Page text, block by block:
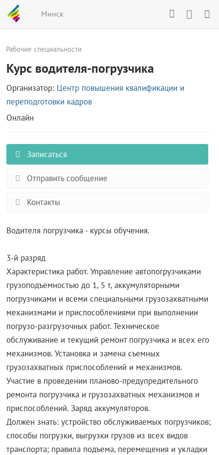
Минск
Рабочие специальности
Курс водителя-погрузчика
Организатор: Центр повышения квалификации и
переподготовки кадров
Онлайн
Записаться
Отправить сообщение
Контакты
Водителя погрузчика - курсы обучения.
3-й разряд
Характеристика работ. Управление автопогрузчиками
грузоподъемностью до 1, 5 т, аккумуляторными
погрузчиками и всеми специальными грузозахватными
механизмами и приспособлениями при выполнении
погрузо-разгрузочных работ. Техническое
обслуживание и текущий ремонт погрузчика и всех его
механизмов. Установка и замена съемных
грузозахватных приспособлений и механизмов.
Участие в проведении планово-предупредительного
ремонта погрузчика и грузозахватных механизмов и
приспособлений. Заряд аккумуляторов.
Должен знать: устройство обслуживаемых погрузчиков;
способы погрузки, выгрузки грузов из всех видов
транспорта; правила подъема, перемещения и укладки